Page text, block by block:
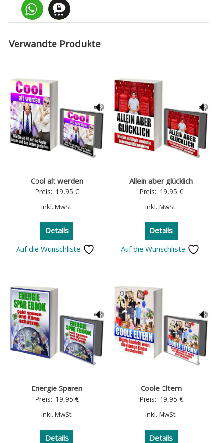
Verwandte Produkte
Cool alt werden
Preis: 19,95 €
inkl. MwSt.
Details
Auf die Wunschliste
Allein aber glücklich
Preis: 19,95€
inkl. MwSt.
Details
Auf die Wunschliste
Energie Sparen
Preis: 19,95 €
inkl. MwSt.
Details
Coole Eltern
Preis: 19,95€
inkl. MwSt.
Details